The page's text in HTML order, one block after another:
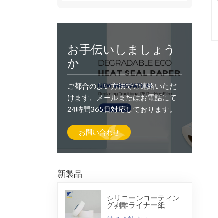
お手伝いしましょう
か
ご都合のよい方法でご連絡いただ
けます。メールまたはお電話にて
24時間365日対応しております。
お問い合わせ
新製品
シリコーンコーティン
グ剥離ライナー紙